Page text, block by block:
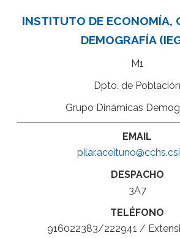
INSTITUTO DE ECONOMÍA,
DEMOGRAFÍA
M1
Dpto. de Población
Grupo Dinámicas
EMAIL
DESPACHO
3A7
TELÉFONO
916022383/222941 /